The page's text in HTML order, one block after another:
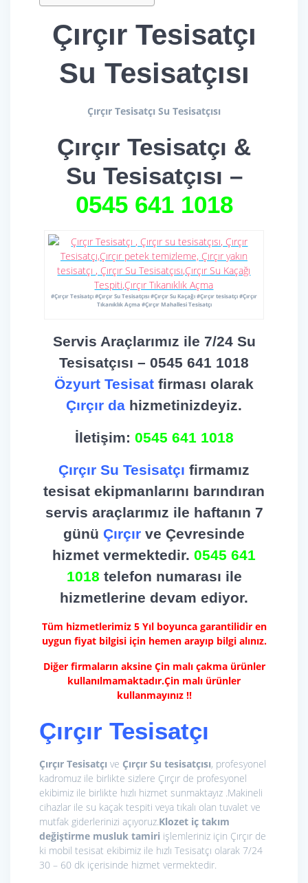
Çırçır Tesisatçı
Su Tesisatçısı
Çırçır Tesisatçı Su Tesisatçısı
Çırçır Tesisatçı &
Su Tesisatçısı –
0545 641 1018
#Çırçır Tesisatçı #Çırçır Su Tesisatçısı #Çırçır Su Kaçağı #Çırçır tesisatçı #Çırçır
Tıkanıklık Açma #Çırçır Mahallesi Tesisatçı
Servis Araçlarımız ile 7/24 Su
Tesisatçısı – 0545 641 1018
Özyurt Tesisat firması olarak
Çırçır da hizmetinizdeyiz.
İletişim: 0545 641 1018
Çırçır Su Tesisatçı firmamız
tesisat ekipmanlarını barındıran
servis araçlarımız ile haftanın 7
günü Çırçır ve Çevresinde
hizmet vermektedir. 0545 641
1018 telefon numarası ile
hizmetlerine devam ediyor.
Tüm hizmetlerimiz 5 Yıl boyunca garantilidir en
uygun fiyat bilgisi için hemen arayıp bilgi alınız.
Diğer firmaların aksine Çin malı çakma ürünler
kullanılmamaktadır.Çin malı ürünler
kullanmayınız !!
Çırçır Tesisatçı
Çırçır Tesisatçı ve Çırçır Su tesisatçısı, profesyonel
kadromuz ile birlikte sizlere Çırçır de profesyonel
ekibimiz ile birlikte hızlı hizmet sunmaktayız .Makineli
cihazlar ile su kaçak tespiti veya tıkalı olan tuvalet ve
mutfak giderlerinizi açıyoruz.Klozet iç takım
değiştirme musluk tamiri işlemleriniz için Çırçır de
ki mobil tesisat ekibimiz ile hızlı Tesisatçı olarak 7/24
30 – 60 dk içerisinde hizmet vermektedir.